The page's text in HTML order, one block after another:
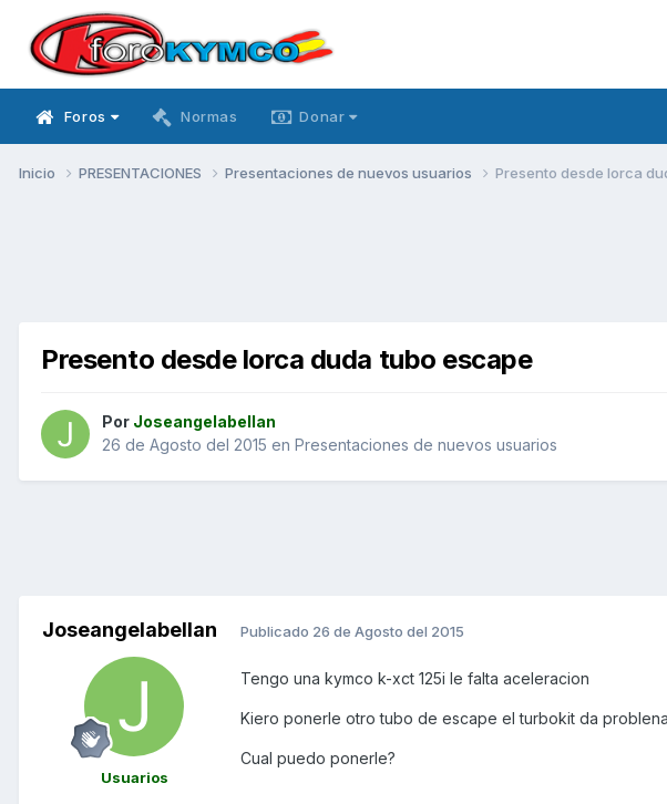
Foros Normas Donar
Inicio PRESENTACIONES Presentaciones de nuevos usuarios Presento desde lorca
Presento desde lorca duda tubo escape
Por Joseangelabellan
26 de Agosto del 2015 en Presentaciones de nuevos usuarios
Joseangelabellan
Usuarios
Publicado 26 de Agosto del 2015
Tengo una kymco k-xct 125i le falta aceleracion
Kiero ponerle otro tubo de escape el turbokit da
Cual puedo ponerle?